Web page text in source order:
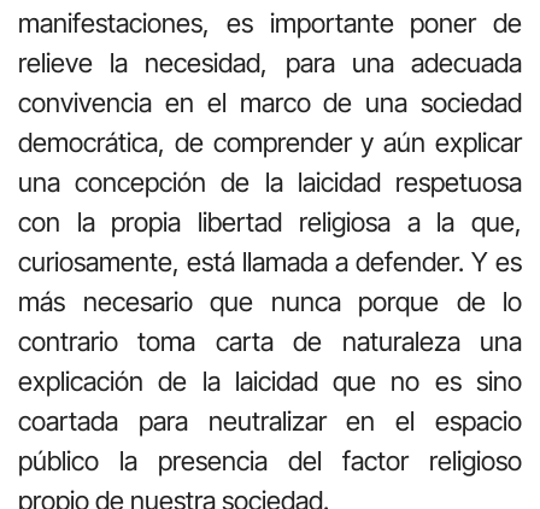
manifestaciones, es importante poner de
relieve la necesidad, para una adecuada
convivencia en el marco de una sociedad
democrática, de comprender y aún explicar
una concepción de la laicidad respetuosa
con la propia libertad religiosa a la que,
curiosamente, está llamada a defender. Y es
más necesario que nunca porque de lo
contrario toma carta de naturaleza una
explicación de la laicidad que no es sino
coartada para neutralizar en el espacio
público la presencia del factor religioso
propio de nuestra sociedad.